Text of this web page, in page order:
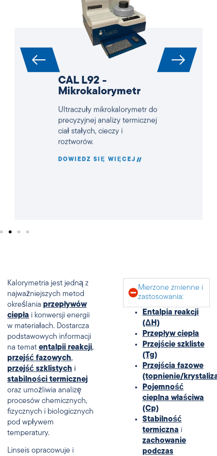
CAL L92 -
Mikrokalorymetr
Ultraczuły mikrokalorymetr do
precyzyjnej analizy termicznej
ciał stałych, cieczy i
roztworów.
DOWIEDZ SIĘ WIĘCEJ
Kalorymetria jest jedną z
najważniejszych metod
określania przepływów
ciepła i konwersji energii
w materiałach. Dostarcza
podstawowych informacji
na temat entalpii reakcji,
przejść fazowych,
przejść szklistych i
stabilności termicznej
oraz umożliwia analizę
procesów chemicznych,
fizycznych i biologicznych
pod wpływem
temperatury.
Linseis opracowuje i
Mierzone zmienne i
zastosowania:
Entalpia reakcji
(ΔH)
Przepływ ciepła
Przejście szkliste
(Tg)
Przejścia fazowe
(topnienie/
Pojemność
cieplna właściwa
(Cp)
Stabilność
termiczna i
zachowanie
podczas